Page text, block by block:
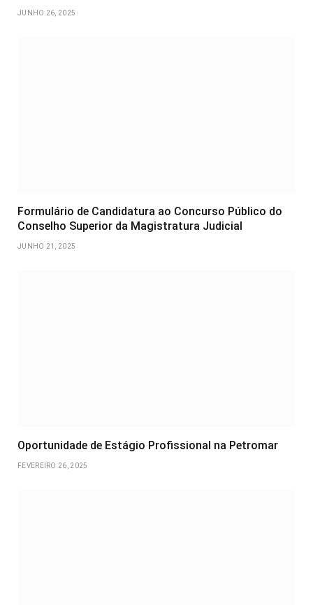
JUNHO 26, 2025
Formulário de Candidatura ao Concurso Público do
Conselho Superior da Magistratura Judicial
JUNHO 21, 2025
Oportunidade de Estágio Profissional na Petromar
FEVEREIRO 26, 2025